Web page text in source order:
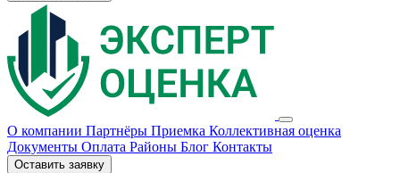
О компании Партнёры Приемка Коллективная оценка
Документы Оплата Районы Блог Контакты
Оставить заявку